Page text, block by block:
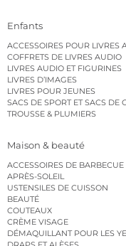
Enfants
ACCESSOIRES POUR LIVRES
COFFRETS DE LIVRES AUDIO
LIVRES AUDIO ET FIGURINES
LIVRES D’IMAGES
LIVRES POUR JEUNES
SACS DE SPORT ET SACS DE
TROUSSE & PLUMIERS
Maison & beauté
ACCESSOIRES DE BARBECUE
APRÈS-SOLEIL
USTENSILES DE CUISSON
BEAUTÉ
COUTEAUX
CRÈME VISAGE
DÉMAQUILLANT POUR LES